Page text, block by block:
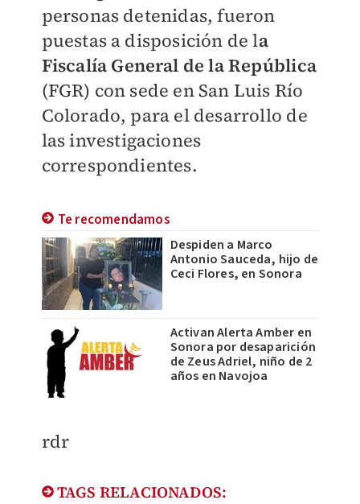
personas detenidas, fueron
puestas a disposición de la
Fiscalía General de la República
(FGR) con sede en San Luis Río
Colorado, para el desarrollo de
las investigaciones
correspondientes.
Te recomendamos
Despiden a Marco
Antonio Sauceda, hijo de
Ceci Flores, en Sonora
Activan Alerta Amber en
Sonora por desaparición
de Zeus Adriel, niño de 2
años en Navojoa
rdr
TAGS RELACIONADOS: